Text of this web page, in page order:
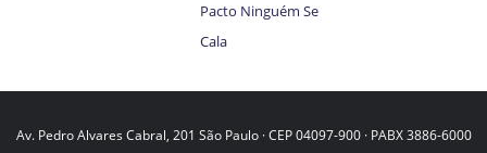
Pacto Ninguém Se
Cala
Av. Pedro Alvares Cabral, 201 São Paulo · CEP 04097-900 · PABX 3886-6000